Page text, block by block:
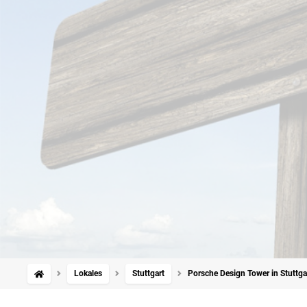
Lokales Stuttgart Porsche Design Tower in